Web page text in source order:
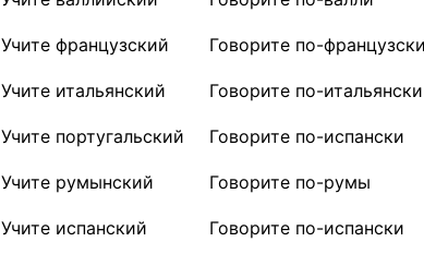
Учите французский
Учите итальянский
Учите португальский
Учите румынский
Учите испанский
Говорите по-французски
Говорите по-итальянски
Говорите по-испански
Говорите по-румы
Говорите по-испански